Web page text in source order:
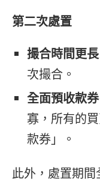
第二次處置
撮合時間更長
次撮合。
全面預收款券
寡，所有的
款券」。
此外，處置期